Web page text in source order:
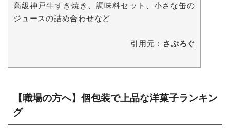
高級神戸牛すき焼き、調味料セット、小さな缶の
ジュースの詰め合わせなど
引用元： さぶろぐ
【職場の方へ】個包装で上品な洋菓子ランキン
グ